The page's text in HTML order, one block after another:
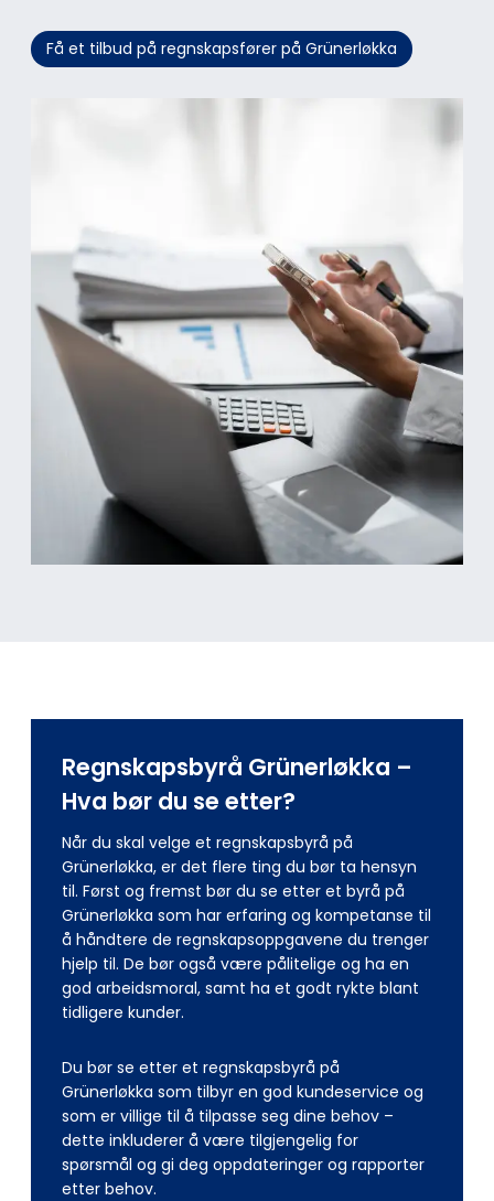
Få et tilbud på regnskapsfører på Grünerløkka
Regnskapsbyrå Grünerløkka –
Hva bør du se etter?
Når du skal velge et regnskapsbyrå på
Grünerløkka, er det flere ting du bør ta hensyn
til. Først og fremst bør du se etter et byrå på
Grünerløkka som har erfaring og kompetanse til
å håndtere de regnskapsoppgavene du trenger
hjelp til. De bør også være pålitelige og ha en
god arbeidsmoral, samt ha et godt rykte blant
tidligere kunder.
Du bør se etter et regnskapsbyrå på
Grünerløkka som tilbyr en god kundeservice og
som er villige til å tilpasse seg dine behov –
dette inkluderer å være tilgjengelig for
spørsmål og gi deg oppdateringer og rapporter
etter behov.